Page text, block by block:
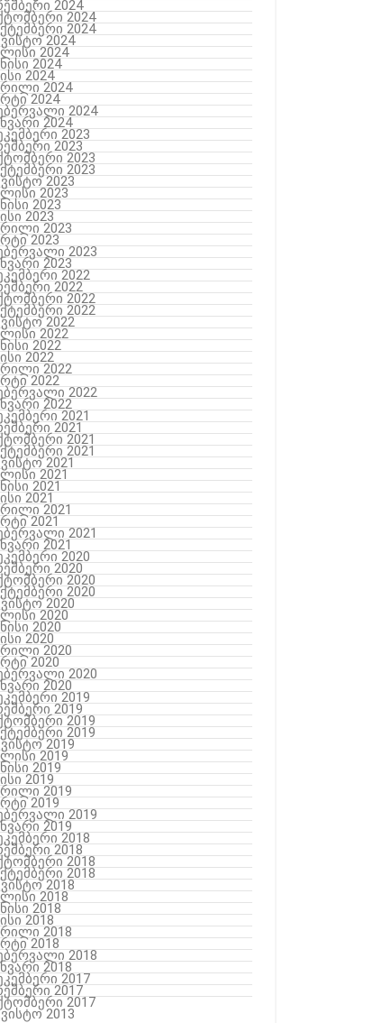
2024
2024
2024
2024
2024
2024
2024
2024
2024
2024
2024
2023
2023
2023
2023
2023
2023
2023
2023
2023
2023
2023
2023
2022
2022
2022
2022
2022
2022
2022
2022
2022
2022
2022
2022
2021
2021
2021
2021
2021
2021
2021
2021
2021
2021
2021
2021
2020
2020
2020
2020
2020
2020
2020
2020
2020
2020
2020
2020
2019
2019
2019
2019
2019
2019
2019
2019
2019
2019
2019
2019
2018
2018
2018
2018
2018
2018
2018
2018
2018
2018
2018
2018
2017
2017
2017
2013